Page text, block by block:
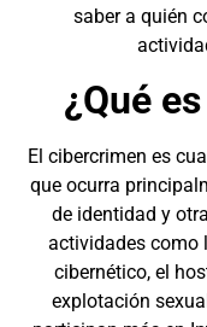
saber a quién
¿Qué
El cibercrimen es
que ocurra
de identidad y
actividades como
cibernético, el
explotación